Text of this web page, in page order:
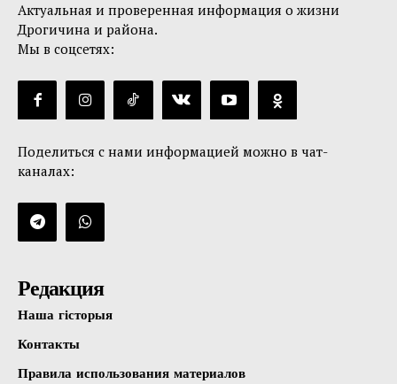
Актуальная и проверенная информация о жизни
Дрогичина и района.
Мы в соцсетях:
Поделиться с нами информацией можно в чат-
каналах:
Редакция
Наша гісторыя
Контакты
Правила использования материалов